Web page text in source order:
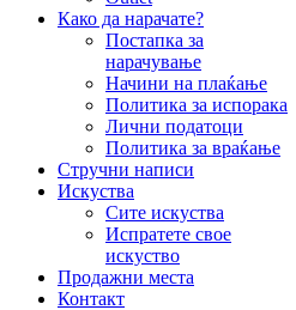
Како да нарачате?
Постапка за
нарачување
Начини на плаќање
Политика за испорака
Лични податоци
Политика за враќање
Стручни написи
Искуства
Сите искуства
Испратете свое
искуство
Продажни места
Контакт